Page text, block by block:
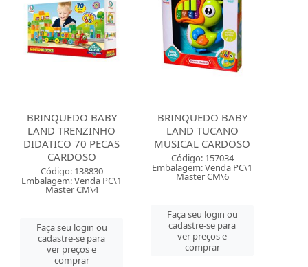
BRINQUEDO BABY
LAND TRENZINHO
DIDATICO 70 PECAS
CARDOSO
Código: 138830
Embalagem: Venda PC\1
Master CM\4
Faça seu login ou
cadastre-se para
ver preços e
comprar
BRINQUEDO BABY
LAND TUCANO
MUSICAL CARDOSO
Código: 157034
Embalagem: Venda PC\1
Master CM\6
Faça seu login ou
cadastre-se para
ver preços e
comprar